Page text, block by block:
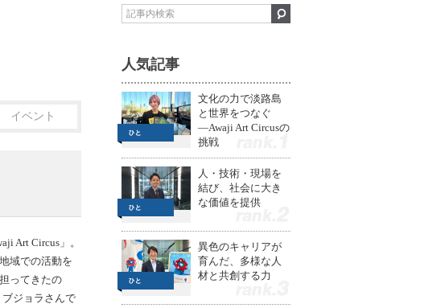
イベント
Art Circus」。
域での活動を
ってきたの
ジョラさんで
人気記事
文化の力で淡路島
と世界をつなぐ
—Awaji Art Circusの
挑戦
人・技術・現場を
結び、社会に大き
な価値を提供
異色のキャリアが
育んだ、多様な人
材と共創する力